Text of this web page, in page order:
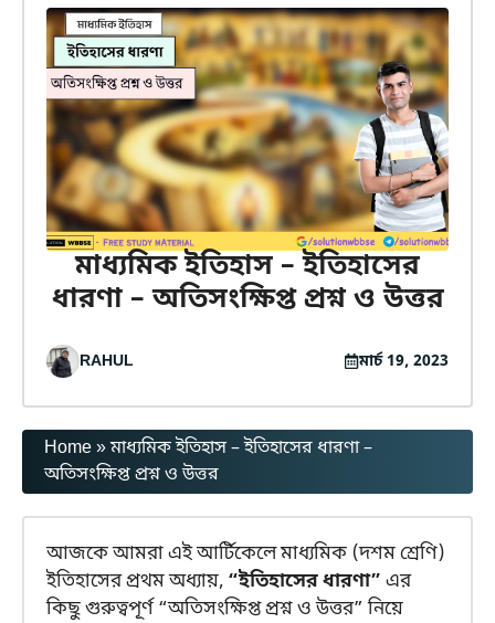
মাধ্যমিক ইতিহাস – ইতিহাসের
ধারণা – অতিসংক্ষিপ্ত প্রশ্ন ও উত্তর
RAHUL মার্চ 19, 2023
Home»মাধ্যমিক ইতিহাস – ইতিহাসের ধারণা –
অতিসংক্ষিপ্ত প্রশ্ন ও উত্তর
আজকে আমরা এই আর্টিকেলে মাধ্যমিক (দশম শ্রেণি)
ইতিহাসের প্রথম অধ্যায়, “ইতিহাসের ধারণা” এর
কিছু গুরুত্বপূর্ণ “অতিসংক্ষিপ্ত প্রশ্ন ও উত্তর” নিয়ে